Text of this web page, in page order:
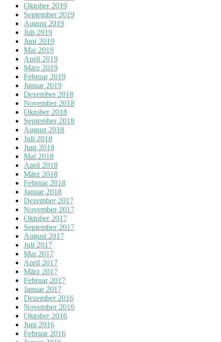
Oktober 2019
September 2019
August 2019
Juli 2019
Juni 2019
Mai 2019
April 2019
März 2019
Februar 2019
Januar 2019
Dezember 2018
November 2018
Oktober 2018
September 2018
August 2018
Juli 2018
Juni 2018
Mai 2018
April 2018
März 2018
Februar 2018
Januar 2018
Dezember 2017
November 2017
Oktober 2017
September 2017
August 2017
Juli 2017
Mai 2017
April 2017
März 2017
Februar 2017
Januar 2017
Dezember 2016
November 2016
Oktober 2016
Juni 2016
Februar 2016